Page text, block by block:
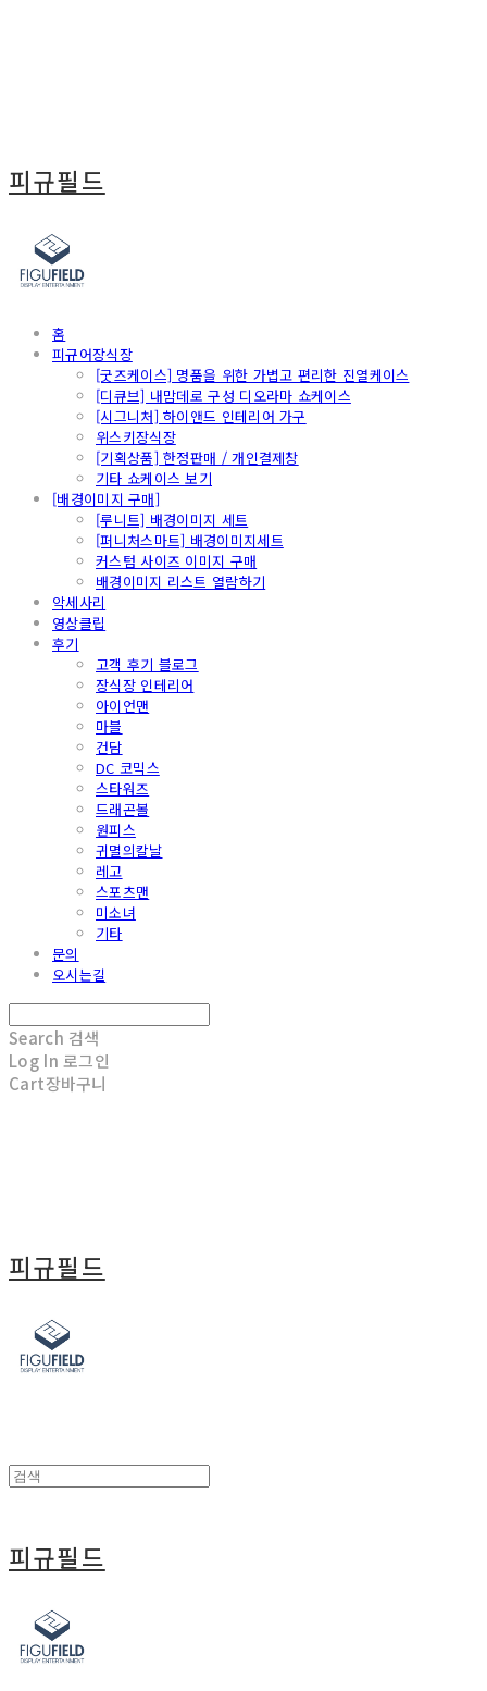
피규필드
홈
피규어장식장
[굿즈케이스] 명품을 위한 가볍고 편리한 진열케이스
[디큐브] 내맘데로 구성 디오라마 쇼케이스
[시그니처] 하이앤드 인테리어 가구
위스키장식장
[기획상품] 한정판매 / 개인결제창
기타 쇼케이스 보기
[배경이미지 구매]
[루니트] 배경이미지 세트
[퍼니처스마트] 배경이미지세트
커스텀 사이즈 이미지 구매
배경이미지 리스트 열람하기
악세사리
영상클립
후기
고객 후기 블로그
장식장 인테리어
아이언맨
마블
건담
DC 코믹스
스타워즈
드래곤볼
원피스
귀멸의칼날
레고
스포츠맨
미소녀
기타
문의
오시는길
Search 검색
Log In 로그인
Cart장바구니
피규필드
피규필드